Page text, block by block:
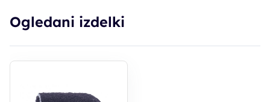
Ogledani izdelki